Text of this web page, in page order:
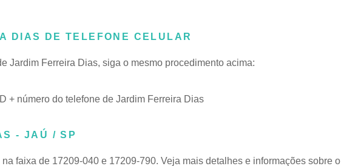
DIAS DE TELEFONE CELULAR
Jardim Ferreira Dias, siga o mesmo procedimento acima:
+ número do telefone de Jardim Ferreira Dias
- JAÚ / SP
na faixa de 17209-040 e 17209-790. Veja mais detalhes e informações sobre o